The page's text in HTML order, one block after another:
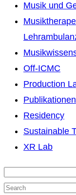
Musik und
Off-ICMC
Production
Publikationen
Residency
Sustainable
XR Lab